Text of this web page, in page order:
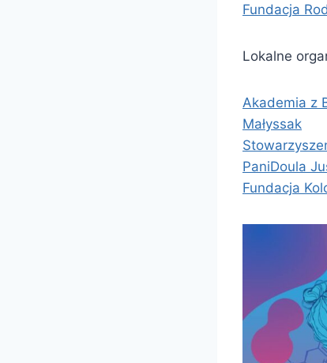
Fundacja
Lokalne
Akademia z
Małyssak
PaniDoula
Fundacja